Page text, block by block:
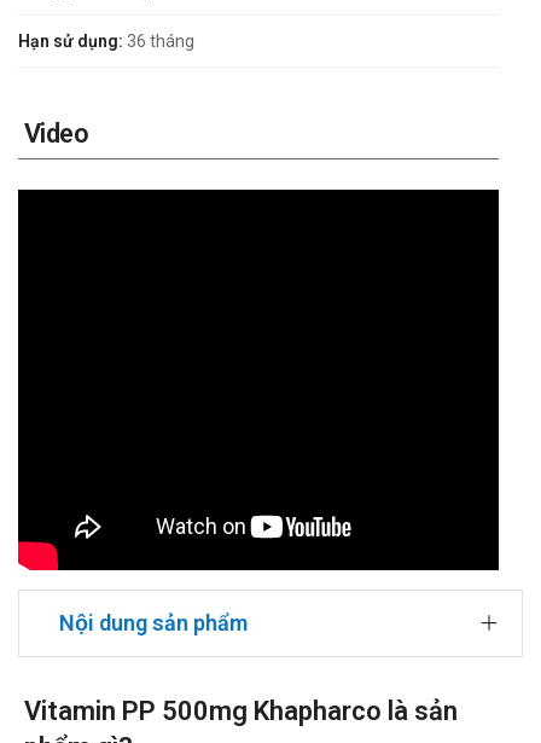
Hạn sử dụng: 36 tháng
Video
Nội dung sản phẩm
Vitamin PP 500mg Khapharco là sản